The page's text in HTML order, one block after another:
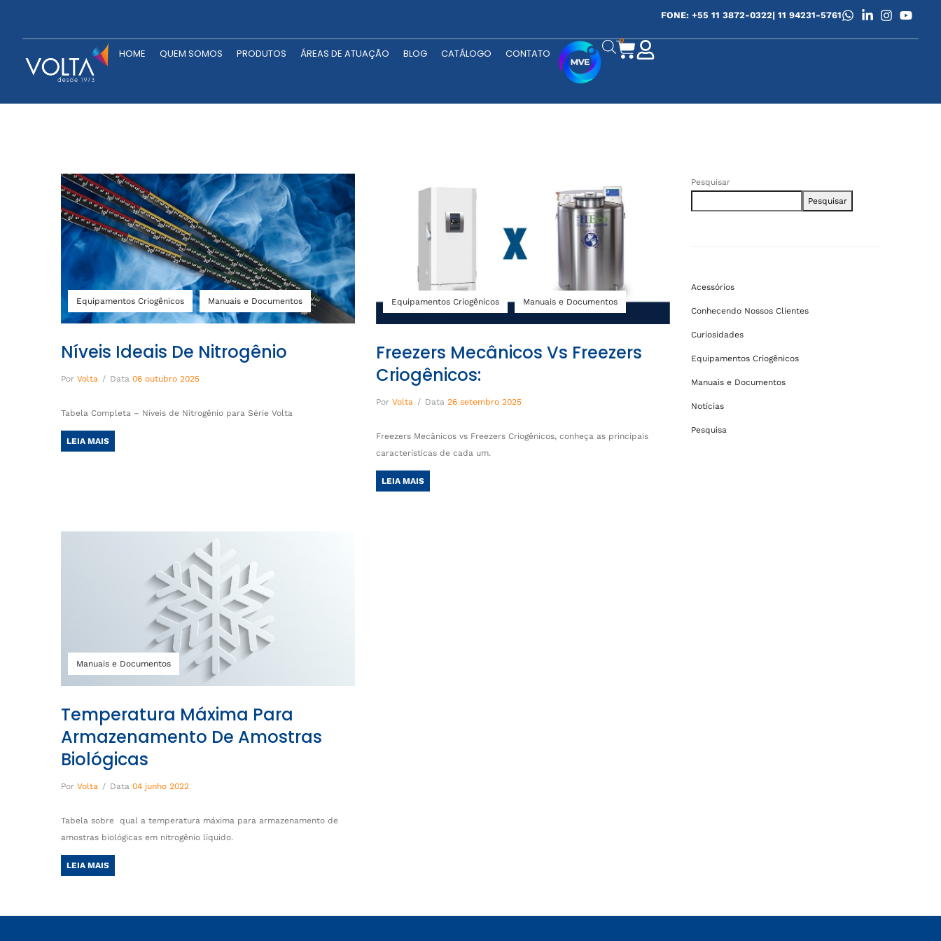
FONE: +55 11 3872-0322| 11 94231-5761
HOME QUEM SOMOS PRODUTOS ÁREAS DE ATUAÇÃO BLOG CATÁLOGO CONTATO
0
Equipamentos Criogênicos Manuais e Documentos
Níveis Ideais De Nitrogênio
Por Volta / Data 06 outubro 2025
Tabela Completa – Níveis de Nitrogênio para Série Volta
LEIA MAIS
Equipamentos Criogênicos Manuais e Documentos
Freezers Mecânicos Vs Freezers
Criogênicos:
Por Volta / Data 26 setembro 2025
Freezers Mecânicos vs Freezers Criogênicos, conheça as principais
características de cada um.
LEIA MAIS
Manuais e Documentos
Temperatura Máxima Para
Armazenamento De Amostras
Biológicas
Por Volta / Data 04 junho 2022
Tabela sobre qual a temperatura máxima para armazenamento de
amostras biológicas em nitrogênio líquido.
LEIA MAIS
Pesquisar
Pesquisar
Acessórios
Conhecendo Nossos Clientes
Curiosidades
Equipamentos Criogênicos
Manuais e Documentos
Notícias
Pesquisa